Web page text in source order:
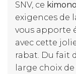
SNV, ce
exigences de
vous apporte
avec cette
rabat. Du fait
large choix